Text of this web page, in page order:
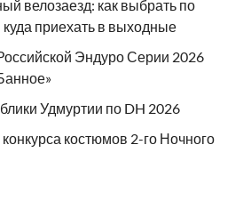
велозаезд: как выбрать по
куда приехать в выходные
Эндуро Серии 2026
Удмуртии по DH 2026
костюмов 2-го Ночного